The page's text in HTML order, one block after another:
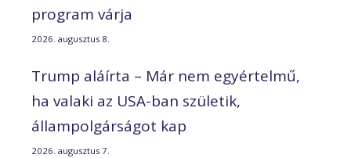
program várja
2026. augusztus 8.
Trump aláírta – Már nem egyértelmű,
ha valaki az USA-ban születik,
állampolgárságot kap
2026. augusztus 7.